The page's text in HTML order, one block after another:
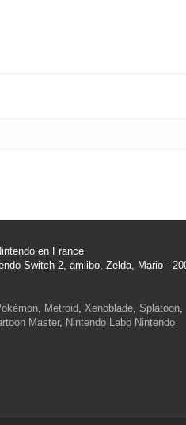
en France
Switch 2, amiibo, Zelda, Mario -
, Metroid Xenoblade, Splatoon,
Master, Nintendo Labo Nintendo